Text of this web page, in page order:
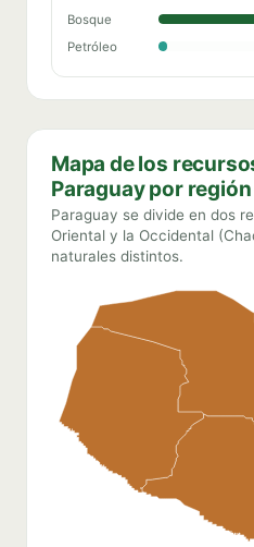
Bosque
Petróleo
Mapa de los
Paraguay por región
Paraguay se divide en dos
Oriental y la Occidental
naturales distintos.